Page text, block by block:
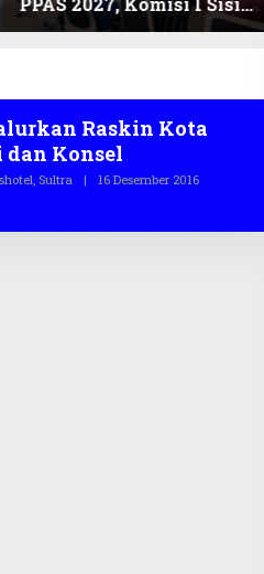
Program Prioritas
Raskin Kota
dan Konsel
, Sultra | 16 Desember 2016O